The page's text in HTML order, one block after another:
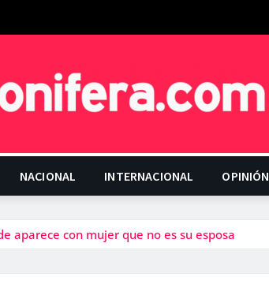
NACIONAL INTERNACIONAL OPINIÓN
aparece con mujer que no es su esposa